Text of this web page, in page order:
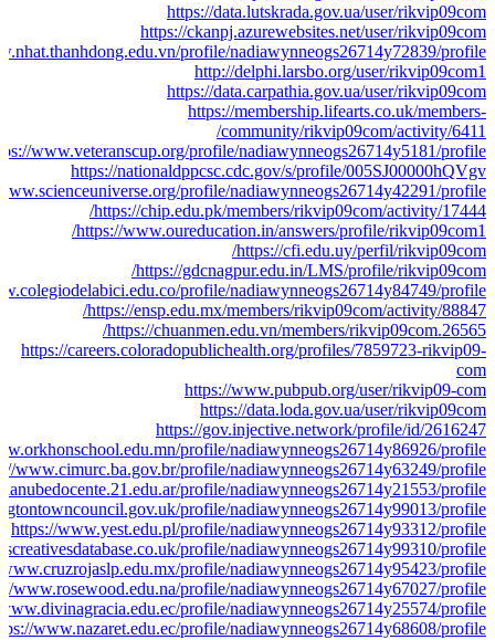
https://data.lutskrada.gov.ua/user/rikvip09com
https://ckanpj.azurewebsites.net/user/rikvip09com
profile/nadiawynneogs26714y72839/profile
http://delphi.larsbo.org/user/rikvip09com1
https://data.carpathia.gov.ua/user/rikvip09com
https://membership.lifearts.co.uk/members-
community/rikvip09com/activity/6411/
www.veteranscup.org/profile/nadiawynneogs26714y5181/profile
https://nationaldppcsc.cdc.gov/s/profile/005SJ00000hQVgv
profile/nadiawynneogs26714y42291/profile
https://chip.edu.pk/members/rikvip09com/activity/17444/
https://www.oureducation.in/answers/profile/rikvip09com1/
https://cfi.edu.uy/perfil/rikvip09com/
https://gdcnagpur.edu.in/LMS/profile/rikvip09com/
profile/nadiawynneogs26714y84749/profile
https://ensp.edu.mx/members/rikvip09com/activity/88847/
https://chuanmen.edu.vn/members/rikvip09com.26565/
https://careers.coloradopublichealth.org/profiles/7859723-rikvip09-
com
https://www.pubpub.org/user/rikvip09-com
https://data.loda.gov.ua/user/rikvip09com
https://gov.injective.network/profile/id/2616247
profile/nadiawynneogs26714y86926/profile
www.cimurc.ba.gov.br/profile/nadiawynneogs26714y63249/profile
profile/nadiawynneogs26714y21553/profile
profile/nadiawynneogs26714y99013/profile
https://www.yest.edu.pl/profile/nadiawynneogs26714y93312/profile
profile/nadiawynneogs26714y99310/profile
profile/nadiawynneogs26714y95423/profile
www.rosewood.edu.na/profile/nadiawynneogs26714y67027/profile
profile/nadiawynneogs26714y25574/profile
www.nazaret.edu.ec/profile/nadiawynneogs26714y68608/profile